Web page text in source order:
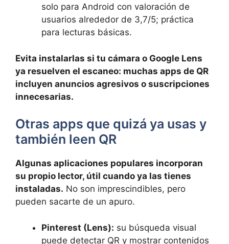
solo para Android con valoración de
usuarios alrededor de 3,7/5; práctica
para lecturas básicas.
Evita instalarlas si tu cámara o Google Lens
ya resuelven el escaneo: muchas apps de QR
incluyen anuncios agresivos o suscripciones
innecesarias.
Otras apps que quizá ya usas y
también leen QR
Algunas aplicaciones populares incorporan
su propio lector, útil cuando ya las tienes
instaladas. No son imprescindibles, pero
pueden sacarte de un apuro.
Pinterest (Lens): su búsqueda visual
puede detectar QR y mostrar contenidos